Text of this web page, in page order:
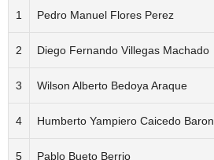
1 Pedro Manuel Flores Perez
2 Diego Fernando Villegas Machado
3 Wilson Alberto Bedoya Araque
4 Humberto Yampiero Caicedo Baron
5 Pablo Bueto Berrio